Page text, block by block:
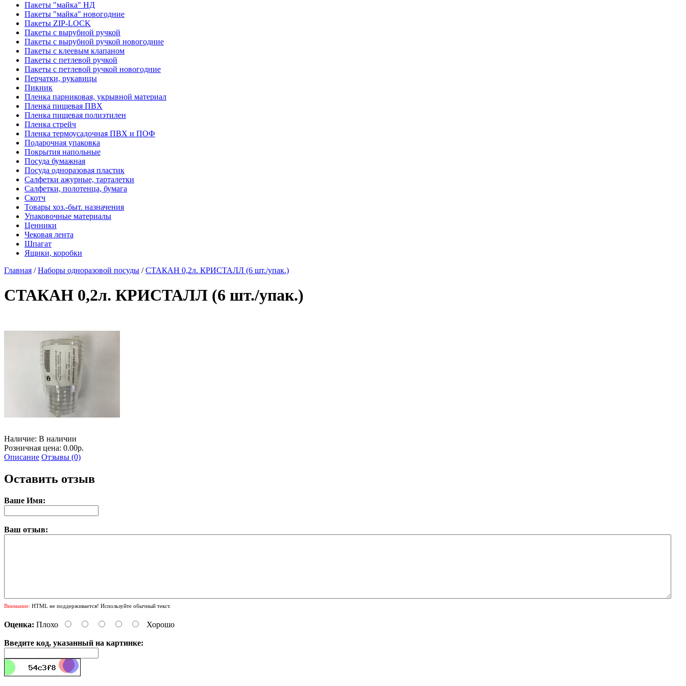
Пакеты "майка" НД
Пакеты "майка" новогодние
Пакеты ZIP-LOCK
Пакеты с вырубной ручкой
Пакеты с вырубной ручкой новогодние
Пакеты с клеевым клапаном
Пакеты с петлевой ручкой
Пакеты с петлевой ручкой новогодние
Перчатки, рукавицы
Пикник
Пленка парниковая, укрывной материал
Пленка пищевая ПВХ
Пленка пищевая полиэтилен
Пленка стрейч
Пленка термоусадочная ПВХ и ПОФ
Подарочная упаковка
Покрытия напольные
Посуда бумажная
Посуда одноразовая пластик
Салфетки ажурные, тарталетки
Салфетки, полотенца, бумага
Скотч
Товары хоз.-быт. назначения
Упаковочные материалы
Ценники
Чековая лента
Шпагат
Ящики, коробки
Главная /Наборы одноразовой посуды /СТАКАН 0,2л. КРИСТАЛЛ (6 шт./упак.)
СТАКАН 0,2л. КРИСТАЛЛ (6 шт./упак.)
Наличие: В наличии
Розничная цена: 0.00р.
Описание Отзывы (0)
Оставить отзыв
Ваше Имя:
Ваш отзыв:
Внимание: HTML не поддерживается! Используйте обычный текст.
Оценка: Плохо Хорошо
Введите код, указанный на картинке: